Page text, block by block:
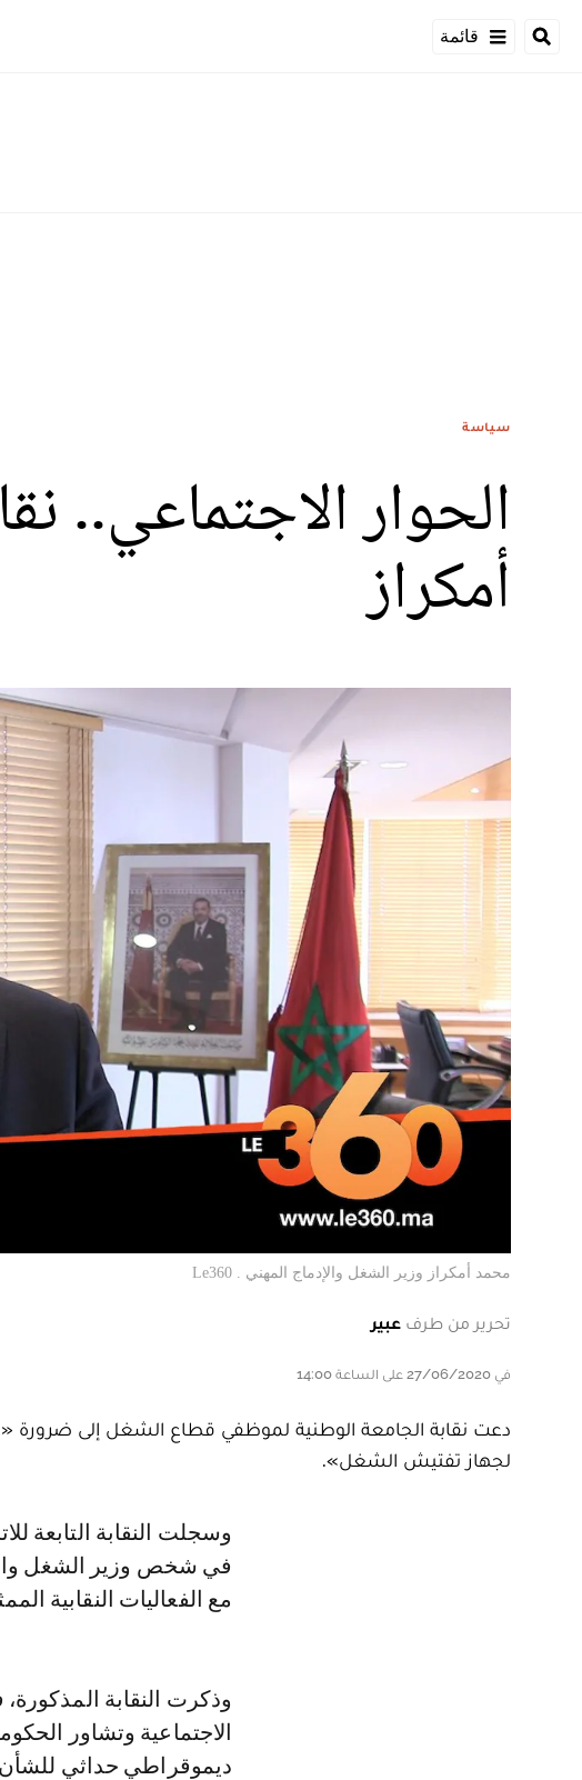
قائمة
سياسة
الحوار الاجتماعي..
أمكراز
محمد أمكراز وزير الشغل والإدماج المهني . Le360
تحرير من طرف عبير
في 27/06/2020 على الساعة 14:00
دعت نقابة الجامعة الوطنية لموظفي قطاع الشغل إلى ضرورة
لجهاز تفتيش الشغل».
وسجلت النقابة التابعة للاتحاد الوطني للشغل بالمغرب، بـ«ايجابية مبادرة الحكومة
في شخص وزير الشغل
مع الفعاليات النقابية
وذكرت النقابة
الاجتماعية وتشاور
ديموقراطي حداثي للشأن